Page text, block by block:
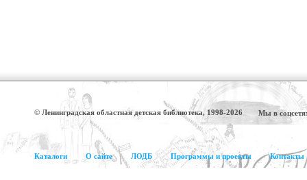
© Ленинградская областная детская библиотека, 1998-2026 Мы в
Каталоги О сайте ЛОДБ Программы и проекты Контакты